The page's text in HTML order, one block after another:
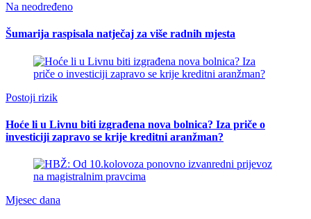
Na neodređeno
Šumarija raspisala natječaj za više radnih mjesta
Postoji rizik
Hoće li u Livnu biti izgrađena nova bolnica? Iza priče o
investiciji zapravo se krije kreditni aranžman?
Mjesec dana